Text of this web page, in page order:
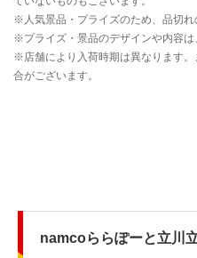
namcoららぽーと立川